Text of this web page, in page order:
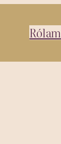
Rólam